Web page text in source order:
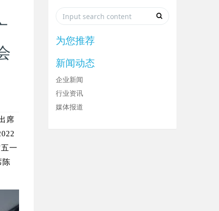
席
一
陈
为您推荐
新闻动态
企业新闻
行业资讯
媒体报道